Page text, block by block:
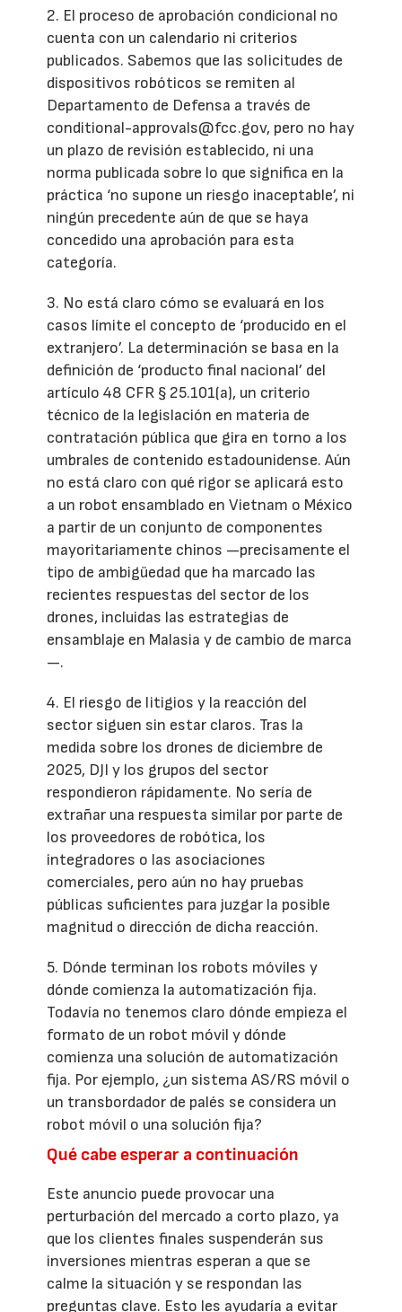
2. El proceso de aprobación condicional no
cuenta con un calendario ni criterios
publicados. Sabemos que las solicitudes de
dispositivos robóticos se remiten al
Departamento de Defensa a través de
conditional-approvals@fcc.gov, pero no hay
un plazo de revisión establecido, ni una
norma publicada sobre lo que significa en la
práctica ‘no supone un riesgo inaceptable’, ni
ningún precedente aún de que se haya
concedido una aprobación para esta
categoría.
3. No está claro cómo se evaluará en los
casos límite el concepto de ‘producido en el
extranjero’. La determinación se basa en la
definición de ‘producto final nacional’ del
artículo 48 CFR § 25.101(a), un criterio
técnico de la legislación en materia de
contratación pública que gira en torno a los
umbrales de contenido estadounidense. Aún
no está claro con qué rigor se aplicará esto
a un robot ensamblado en Vietnam o México
a partir de un conjunto de componentes
mayoritariamente chinos —precisamente el
tipo de ambigüedad que ha marcado las
recientes respuestas del sector de los
drones, incluidas las estrategias de
ensamblaje en Malasia y de cambio de marca
—.
4. El riesgo de litigios y la reacción del
sector siguen sin estar claros. Tras la
medida sobre los drones de diciembre de
2025, DJI y los grupos del sector
respondieron rápidamente. No sería de
extrañar una respuesta similar por parte de
los proveedores de robótica, los
integradores o las asociaciones
comerciales, pero aún no hay pruebas
públicas suficientes para juzgar la posible
magnitud o dirección de dicha reacción.
5. Dónde terminan los robots móviles y
dónde comienza la automatización fija.
Todavía no tenemos claro dónde empieza el
formato de un robot móvil y dónde
comienza una solución de automatización
fija. Por ejemplo, ¿un sistema AS/RS móvil o
un transbordador de palés se considera un
robot móvil o una solución fija?
Qué cabe esperar a continuación
Este anuncio puede provocar una
perturbación del mercado a corto plazo, ya
que los clientes finales suspenderán sus
inversiones mientras esperan a que se
calme la situación y se respondan las
preguntas clave. Esto les ayudaría a evitar